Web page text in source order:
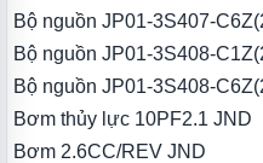
Bộ nguồn JP01-3S407-
Bộ nguồn JP01-3S408-
Bộ nguồn JP01-3S408-
Bơm thủy lực 10PF2.1 JND
Bơm 2.6CC/REV JND